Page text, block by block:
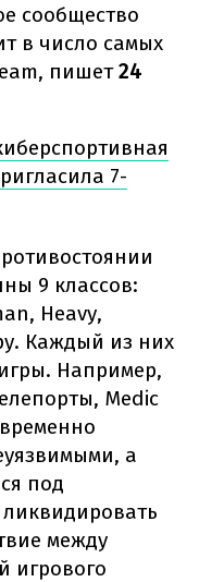
сообщество
в число самых
пишет24
7-
9 классов:
Heavy,
Каждый из них
Например,
Medic
а
под
между
игрового